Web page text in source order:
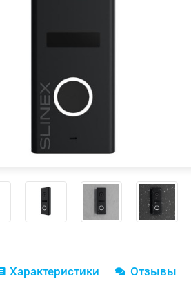
Характеристики Отзывы